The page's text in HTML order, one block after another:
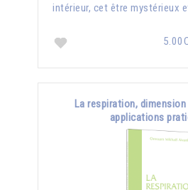
intérieur, cet être mystérieux
La respiration,
applications